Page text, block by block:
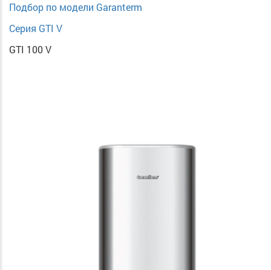
Подбор по модели Garanterm
Серия GTI V
GTI 100 V